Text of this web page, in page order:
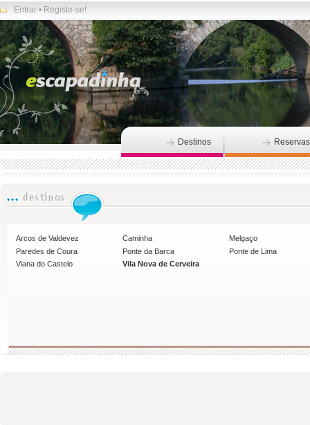
Entrar • Registe-se!
Destinos Reservas
Arcos de Valdevez Caminha
Melgaço
Paredes de Coura
Ponte da Barca
Ponte de Lima
Viana do Castelo
Vila Nova de Cerveira